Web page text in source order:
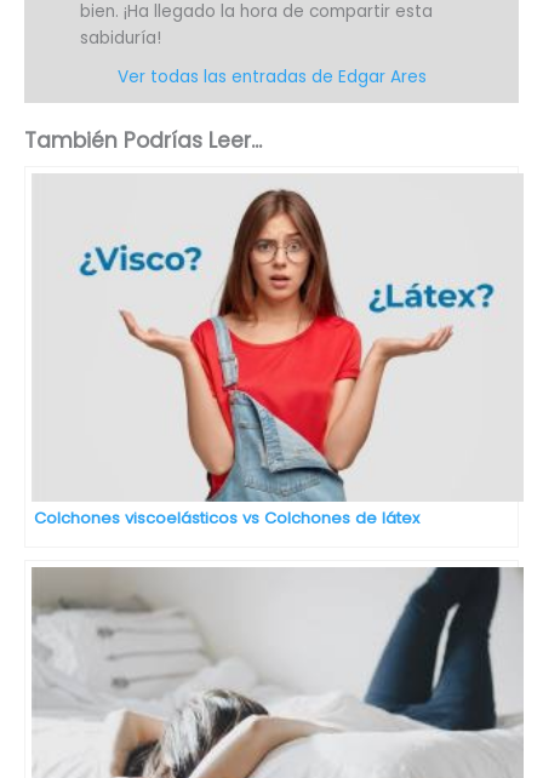
bien. ¡Ha llegado la hora de compartir esta
sabiduría!
Ver todas las entradas de Edgar Ares
También Podrías Leer...
Colchones viscoelásticos vs Colchones de látex